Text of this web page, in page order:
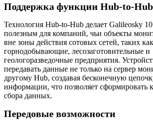
Поддержка функции Hub-to-Hub
Технология Hub-to-Hub делает Galileosky
полезным для компаний, чьи объекты
вне зоны действия сотовых сетей, таких
горнодобывающие, лесозаготовительные и
геологоразведочные предприятия.
передавать данные не только на сервер
другому Hub, создавая бесконечную
информации, что позволяет сформировать
сбора данных.
Передовые возможности